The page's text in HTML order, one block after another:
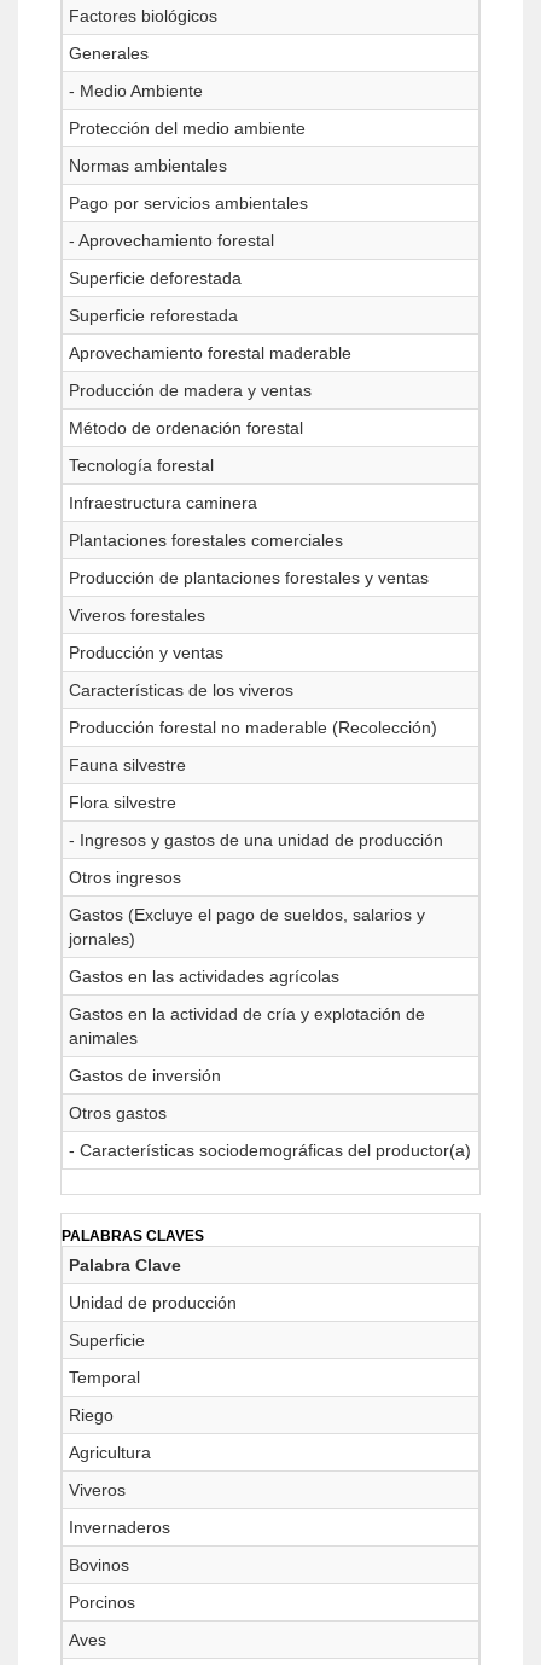
Factores biológicos
Generales
- Medio Ambiente
Protección del medio ambiente
Normas ambientales
Pago por servicios ambientales
- Aprovechamiento forestal
Superficie deforestada
Superficie reforestada
Aprovechamiento forestal maderable
Producción de madera y ventas
Método de ordenación forestal
Tecnología forestal
Infraestructura caminera
Plantaciones forestales comerciales
Producción de plantaciones forestales y ventas
Viveros forestales
Producción y ventas
Características de los viveros
Producción forestal no maderable (Recolección)
Fauna silvestre
Flora silvestre
- Ingresos y gastos de una unidad de producción
Otros ingresos
Gastos (Excluye el pago de sueldos, salarios y
jornales)
Gastos en las actividades agrícolas
Gastos en la actividad de cría y explotación de
animales
Gastos de inversión
Otros gastos
- Características sociodemográficas del productor(a)
PALABRAS CLAVES
Palabra Clave
Unidad de producción
Superficie
Temporal
Riego
Agricultura
Viveros
Invernaderos
Bovinos
Porcinos
Aves